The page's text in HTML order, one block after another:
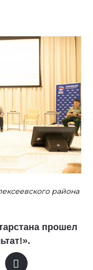
района
прошел